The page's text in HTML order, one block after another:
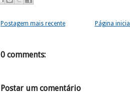
Postagem mais recente Página inicial
0 comments:
Postar um comentário